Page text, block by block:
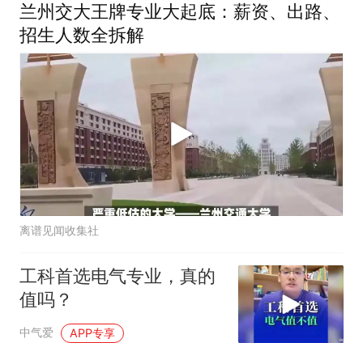
兰州交大王牌专业大起底：薪资、出路、
招生人数全拆解
离谱见闻收集社
工科首选电气专业，真的
值吗？
中气爱 APP专享